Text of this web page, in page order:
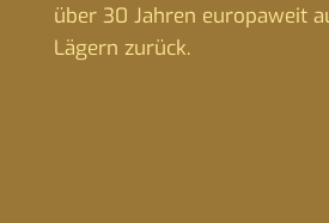
über 30 Jahren europaweit
Lägern zurück.